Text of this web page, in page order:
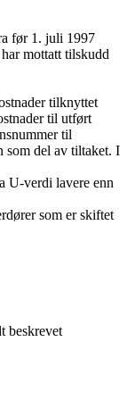
før 1. juli 1997
mottatt tilskudd
tilknyttet
til utført
til
som del av tiltaket. I
U-verdi lavere enn
som er skiftet
beskrevet